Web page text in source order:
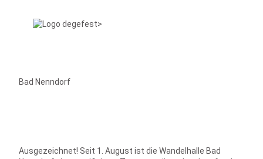
Bad Nenndorf
Ausgezeichnet! Seit 1. August ist die Wandelhalle Bad